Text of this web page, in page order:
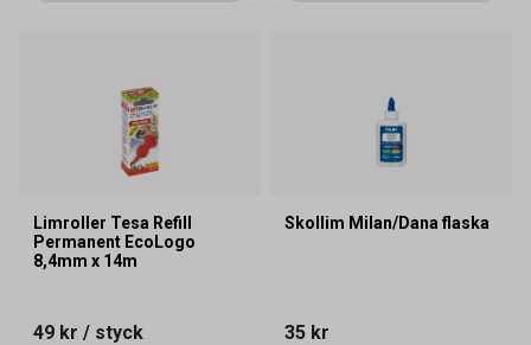
Limroller Tesa Refill
Permanent EcoLogo
8,4mm x 14m
49 kr / styck
Skollim Milan/Dana flaska
35 kr